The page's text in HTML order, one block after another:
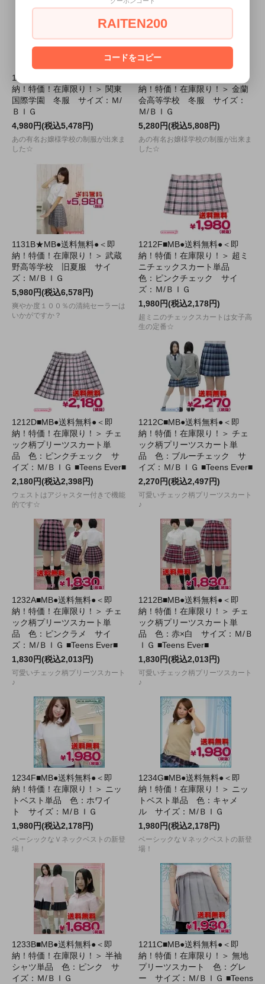
1132B★MB●送料無料●＜即
納！特価！在庫限り！＞ 関東
国際学園 冬服 サイズ：Ｍ/
ＢＩＧ
4,980円(税込5,478円)
あの有名お嬢様学校の制服が出来ま
した☆
納！特価！在庫限り！＞ 金蘭
会高等学校 冬服 サイズ：
Ｍ/ＢＩＧ
5,280円(税込5,808円)
あの有名お嬢様学校の制服が出来ま
した☆
1131B★MB●送料無料●＜即
納！特価！在庫限り！＞ 武蔵
野高等学校 旧夏服 サイ
ズ：Ｍ/ＢＩＧ
5,980円(税込6,578円)
爽やか度１００％の清純セーラーは
いかがですか？
1212F■MB●送料無料●＜即
納！特価！在庫限り！＞ 超ミ
ニチェックスカート単品
色：ピンクチェック サイ
ズ：Ｍ/ＢＩＧ
1,980円(税込2,178円)
超ミニのチェックスカートは女子高
生の定番☆
1212D■MB●送料無料●＜即
納！特価！在庫限り！＞ チェ
ック柄プリーツスカート単
品 色：ピンクチェック サ
イズ：Ｍ/ＢＩＧ ■Teens Ever■
2,180円(税込2,398円)
ウェストはアジャスター付きで機能
的です☆
1212C■MB●送料無料●＜即
納！特価！在庫限り！＞ チェ
ック柄プリーツスカート単
品 色：ブルーチェック サ
イズ：Ｍ/ＢＩＧ ■Teens Ever■
2,270円(税込2,497円)
可愛いチェック柄プリーツスカート
♪
1232A■MB●送料無料●＜即
納！特価！在庫限り！＞ チェ
ック柄プリーツスカート単
品 色：ピンクラメ サイ
ズ：Ｍ/ＢＩＧ ■Teens Ever■
1,830円(税込2,013円)
可愛いチェック柄プリーツスカート
♪
1212B■MB●送料無料●＜即
納！特価！在庫限り！＞ チェ
ック柄プリーツスカート単
品 色：赤×白 サイズ：Ｍ/Ｂ
ＩＧ ■Teens Ever■
1,830円(税込2,013円)
可愛いチェック柄プリーツスカート
♪
1234F■MB●送料無料●＜即
納！特価！在庫限り！＞ ニッ
トベスト単品 色：ホワイ
ト サイズ：Ｍ/ＢＩＧ
1,980円(税込2,178円)
ベーシックなＶネックベストの新登
場！
1234G■MB●送料無料●＜即
納！特価！在庫限り！＞ ニッ
トベスト単品 色：キャメ
ル サイズ：Ｍ/ＢＩＧ
1,980円(税込2,178円)
ベーシックなＶネックベストの新登
場！
1233B■MB●送料無料●＜即
納！特価！在庫限り！＞ 半袖
シャツ単品 色：ピンク サ
イズ：Ｍ/ＢＩＧ
1211C■MB●送料無料●＜即
納！特価！在庫限り！＞ 無地
プリーツスカート 色：グレ
ー サイズ：Ｍ/ＢＩＧ ■Teens
RAITEN200
コードをコピー